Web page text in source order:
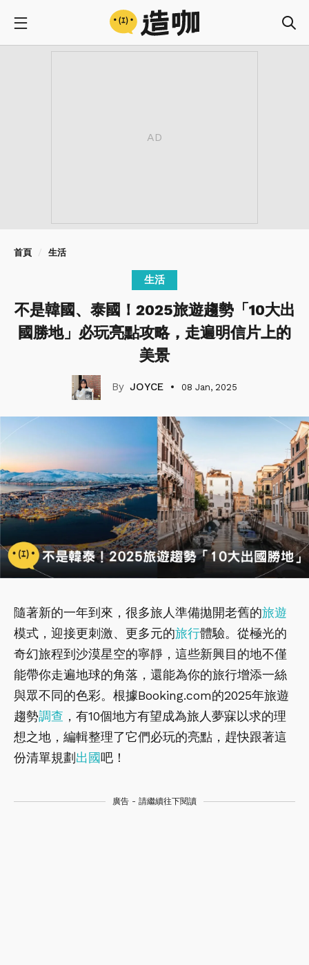
首頁 生活
生活
不是韓國、泰國！2025旅遊趨勢「10大出
國勝地」必玩亮點攻略，走遍明信片上的
美景
JOYCE 08 Jan, 2025
隨著新的一年到來，很多旅人準備拋開老舊的旅遊
模式，迎接更刺激、更多元的旅行體驗。從極光的
奇幻旅程到沙漠星空的寧靜，這些新興目的地不僅
能帶你走遍地球的角落，還能為你的旅行增添一絲
與眾不同的色彩。根據Booking.com的2025年旅遊
趨勢調查 ，有10個地方有望成為旅人夢寐以求的理
想之地，編輯整理了它們必玩的亮點，趕快跟著這
份清單規劃 出國吧！
廣告 - 請繼續往下閱讀